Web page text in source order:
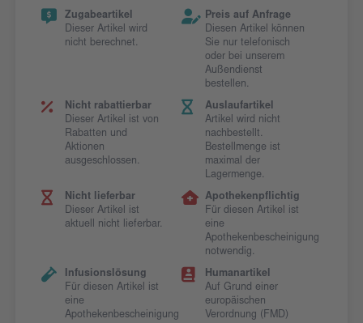
Zugabeartikel
Dieser Artikel wird
nicht berechnet.
Preis auf Anfrage
Diesen Artikel können
Sie nur telefonisch
oder bei unserem
Außendienst
bestellen.
Nicht rabattierbar
Dieser Artikel ist von
Rabatten und
Aktionen
ausgeschlossen.
Auslaufartikel
Artikel wird nicht
nachbestellt.
Bestellmenge ist
maximal der
Lagermenge.
Nicht lieferbar
Dieser Artikel ist
aktuell nicht lieferbar.
Apothekenpflichtig
Für diesen Artikel ist
eine
Apothekenbescheinigung
notwendig.
Infusionslösung
Für diesen Artikel ist
eine
Apothekenbescheinigung
Humanartikel
Auf Grund einer
europäischen
Verordnung (FMD)